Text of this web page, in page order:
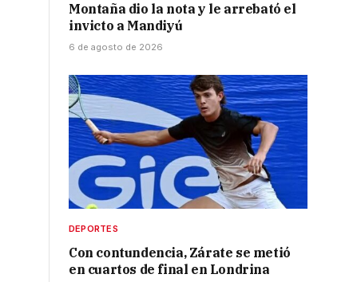
Montaña dio la nota y le arrebató el
invicto a Mandiyú
6 de agosto de 2026
DEPORTES
Con contundencia, Zárate se metió
en cuartos de final en Londrina